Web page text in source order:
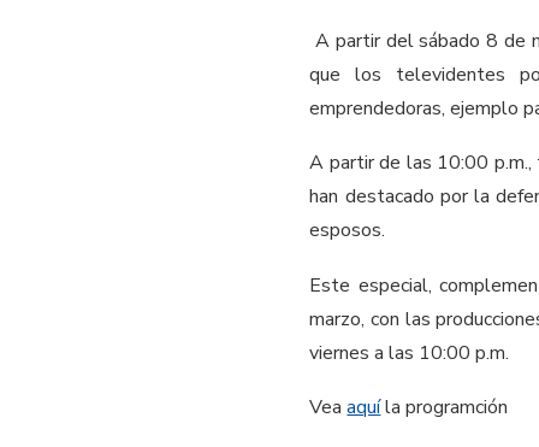
A partir del sábado 8 de
que los televidentes
emprendedoras, ejemplo
A partir de las 10:00 p.m.,
han destacado por la
esposos.
Este especial,
marzo, con las
viernes a las 10:00 p.m.
Veaaquíla programción